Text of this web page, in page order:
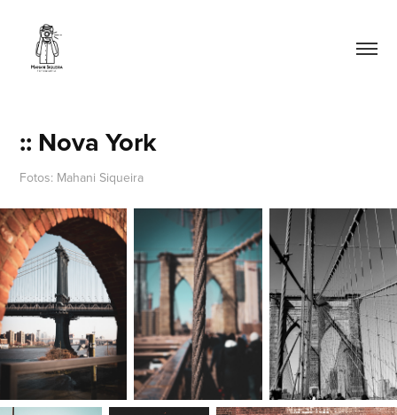
:: Nova York
Fotos: Mahani Siqueira